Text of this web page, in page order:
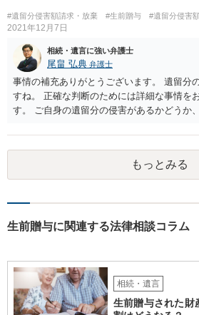
#遺留分侵害額請求・放棄 #生前贈与 #遺留分侵害
2021年12月7日
相続・遺言に強い弁護士
尾畠 弘典 弁護士
事情の補充ありがとうございます。 遺留分
すね。 正確な判断のためには詳細な事情を
す。 ご自身の遺留分の侵害があるかどうか
相談されるのが良いと思います。
もっとみる
生前贈与に関連する法律相談コラム
相続・遺言
生前贈与された財